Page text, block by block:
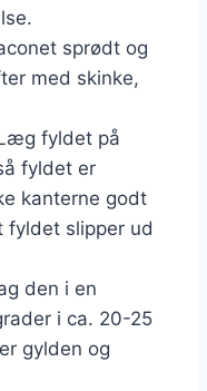
sprødt og
med skinke,
fyldet på
fyldet er
kanterne godt
fyldet slipper ud
den i en
i ca. 20-25
gylden og